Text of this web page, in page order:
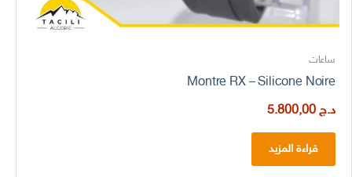
ساعات
Montre RX – Silicone Noire
د.ج
قراءة المزيد